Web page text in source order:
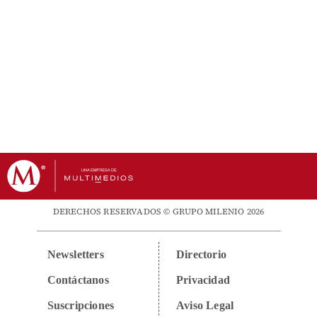
DERECHOS RESERVADOS © GRUPO MILENIO 2026
Newsletters
Contáctanos
Suscripciones
Directorio
Privacidad
Aviso Legal